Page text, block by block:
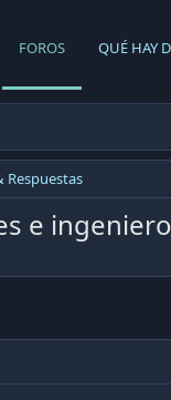
FOROS QUÉ HAY
Respuestas
e